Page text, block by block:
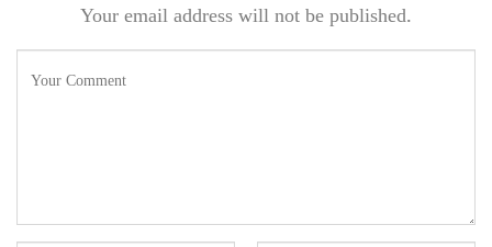
Your email address will not be published.